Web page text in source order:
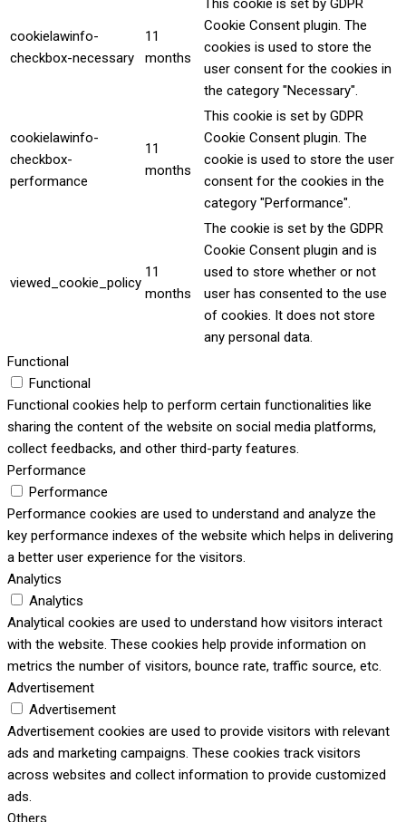
cookielawinfo-
checkbox-necessary
11
months
This cookie is set by GDPR
Cookie Consent plugin. The
cookies is used to store the
user consent for the cookies in
the category "Necessary".
cookielawinfo-
checkbox-
performance
11
months
This cookie is set by GDPR
Cookie Consent plugin. The
cookie is used to store the user
consent for the cookies in the
category "Performance".
viewed_cookie_policy
11
months
The cookie is set by the GDPR
Cookie Consent plugin and is
used to store whether or not
user has consented to the use
of cookies. It does not store
any personal data.
Functional
Functional
Functional cookies help to perform certain functionalities like
sharing the content of the website on social media platforms,
collect feedbacks, and other third-party features.
Performance
Performance
Performance cookies are used to understand and analyze the
key performance indexes of the website which helps in delivering
a better user experience for the visitors.
Analytics
Analytics
Analytical cookies are used to understand how visitors interact
with the website. These cookies help provide information on
metrics the number of visitors, bounce rate, traffic source, etc.
Advertisement
Advertisement
Advertisement cookies are used to provide visitors with relevant
ads and marketing campaigns. These cookies track visitors
across websites and collect information to provide customized
ads.
Others